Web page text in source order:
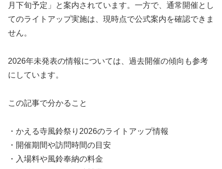
月下旬予定」と案内されています。一方で、通常開催とし
てのライトアップ実施は、現時点で公式案内を確認できま
せん。
2026年未発表の情報については、過去開催の傾向も参考
にしています。
この記事で分かること
・かえる寺風鈴祭り2026のライトアップ情報
・開催期間や訪問時間の目安
・入場料や風鈴奉納の料金